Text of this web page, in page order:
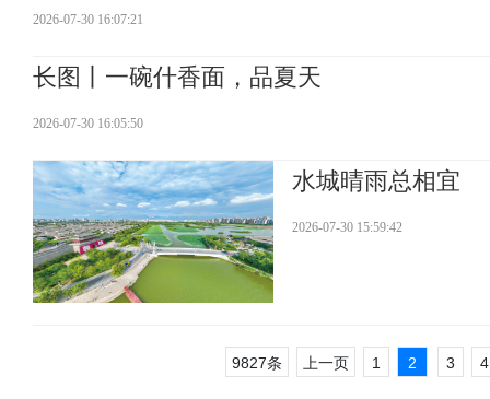
2026-07-30 16:07:21
长图丨一碗什香面，品夏天
2026-07-30 16:05:50
水城晴雨总相宜
2026-07-30 15:59:42
9827条 上一页 1 2 3 4